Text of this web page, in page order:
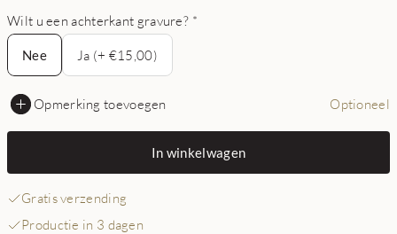
Wilt u een achterkant gravure? *
Nee
Nee
Ja (+ €15,00)
Opmerking toevoegen Optioneel
In winkelwagen
Gratis verzending
Productie in 3 dagen